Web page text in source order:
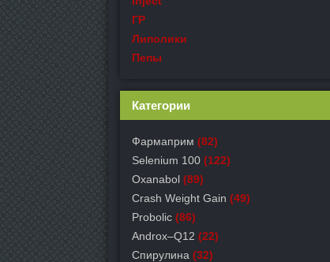
ГР
Липолики
Пепы
Категории
Фармаприм (82)
Selenium 100 (122)
Oxanabol (89)
Crash Weight Gain (49)
Probolic (86)
Androx–Q12 (22)
Спирулина (32)